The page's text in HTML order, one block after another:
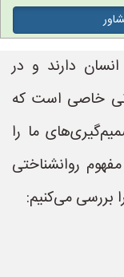
دارند و در
خاصی است که
ما را
روانشناختی
بررسی می‌کنیم: